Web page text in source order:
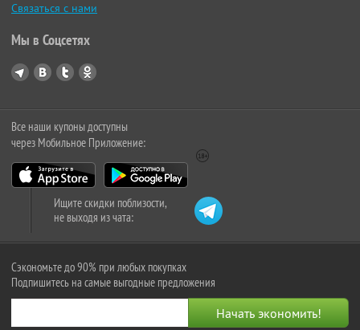
Связаться с нами
Мы в Соцсетях
Все наши купоны доступны
через Мобильное Приложение:
Ищите скидки поблизости,
не выходя из чата:
Сэкономьте до 90% при любых покупках
Подпишитесь на самые выгодные предложения